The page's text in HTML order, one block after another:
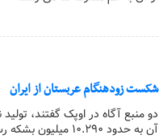
شکست زودهنگام عربستان از ایران
آن به حدود ۱۰.۲۹۰ میلیون بشکه رسیده است.